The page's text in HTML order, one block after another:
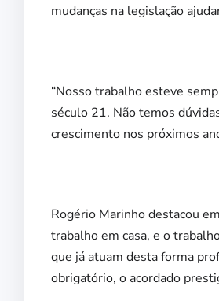
mudanças na legislação
“Nosso trabalho esteve
século 21. Não temos
crescimento nos próximos
Rogério Marinho destacou
trabalho em casa, e o
que já atuam desta forma
obrigatório, o acordado